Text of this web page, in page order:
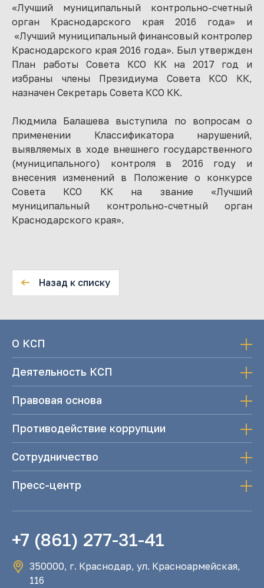
«Лучший муниципальный контрольно-счетный
орган Краснодарского края 2016 года» и
«Лучший муниципальный финансовый контролер
Краснодарского края 2016 года». Был утвержден
План работы Совета КСО КК на 2017 год и
избраны члены Президиума Совета КСО КК,
назначен Секретарь Совета КСО КК.
Людмила Балашева выступила по вопросам о
применении Классификатора нарушений,
выявляемых в ходе внешнего государственного
(муниципального) контроля в 2016 году и
внесения изменений в Положение о конкурсе
Совета КСО КК на звание «Лучший
муниципальный контрольно-счетный орган
Краснодарского края».
Назад к списку
О КСП
Деятельность КСП
Правовая основа
Противодействие коррупции
Сотрудничество
Пресс-центр
+7 (861) 277-31-41
350000, г. Краснодар, ул. Красноармейская,
116